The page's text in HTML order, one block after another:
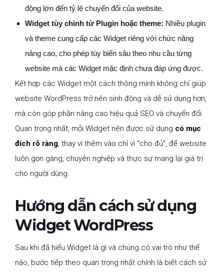
động lớn đến tỷ lệ chuyển đổi của website.
Widget tùy chỉnh từ Plugin hoặc theme: Nhiều plugin
và theme cung cấp các Widget riêng với chức năng
nâng cao, cho phép tùy biến sâu theo nhu cầu từng
website mà các Widget mặc định chưa đáp ứng được.
Kết hợp các Widget một cách thông minh không chỉ giúp
website WordPress trở nên sinh động và dễ sử dụng hơn,
mà còn góp phần nâng cao hiệu quả SEO và chuyển đổi.
Quan trọng nhất, mỗi Widget nên được sử dụng có mục
đích rõ ràng, thay vì thêm vào chỉ vì “cho đủ”, để website
luôn gọn gàng, chuyên nghiệp và thực sự mang lại giá trị
cho người dùng.
Hướng dẫn cách sử dụng
Widget WordPress
Sau khi đã hiểu Widget là gì và chúng có vai trò như thế
nào, bước tiếp theo quan trọng nhất chính là biết cách sử